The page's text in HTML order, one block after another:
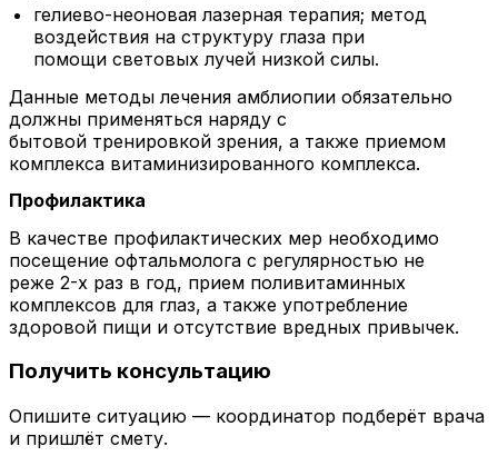
гелиево-неоновая лазерная терапия; метод
воздействия на структуру глаза при
помощи световых лучей низкой силы.
Данные методы лечения амблиопии обязательно
должны применяться наряду с
бытовой тренировкой зрения, а также приемом
комплекса витаминизированного комплекса.
Профилактика
В качестве профилактических мер необходимо
посещение офтальмолога с регулярностью не
реже 2-х раз в год, прием поливитаминных
комплексов для глаз, а также употребление
здоровой пищи и отсутствие вредных привычек.
Получить консультацию
Опишите ситуацию — координатор подберёт врача
и пришлёт смету.